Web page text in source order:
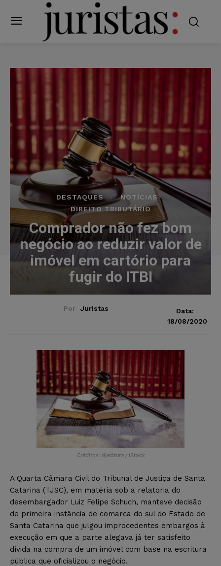
DESTAQUES
NOTÍCIAS
DIREITO TRIBUTÁRIO
Comprador não fez bom
negócio ao reduzir valor de
imóvel em cartório para
fugir do ITBI
Por Juristas
Data:
18/08/2020
Créditos: djedzura / iStock
A Quarta Câmara Civil do Tribunal de Justiça de Santa
Catarina (TJSC), em matéria sob a relatoria do
desembargador Luiz Felipe Schuch, manteve decisão
de primeira instância de comarca do sul do Estado de
Santa Catarina que julgou improcedentes embargos à
execução em que a parte alegava já ter satisfeito
dívida na compra de um imóvel com base na escritura
pública que oficializou o negócio.